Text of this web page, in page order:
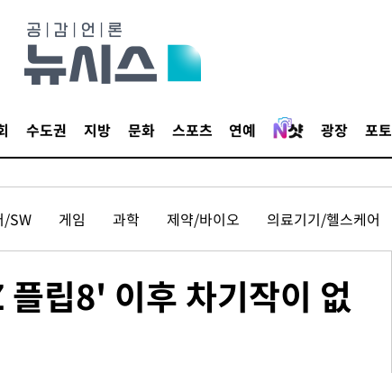
수도권 지방 문화 스포츠 연예 광장 포토
/SW 게임 과학 제약/바이오 의료기기/헬스케어
립8' 이후 차기작이 없